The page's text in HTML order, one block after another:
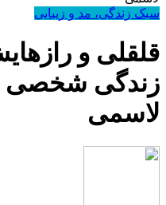
سبک زندگی، مد و زیبایی
قلقلی و
زندگی شخصی
لاسمی